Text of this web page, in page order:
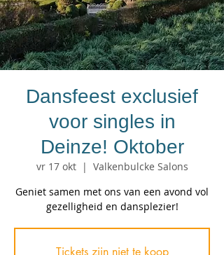
Dansfeest exclusief
voor singles in
Deinze! Oktober
vr 17 okt
  |
Valkenbulcke Salons
Geniet samen met ons van een avond vol
gezelligheid en dansplezier!
Tickets zijn niet te koop